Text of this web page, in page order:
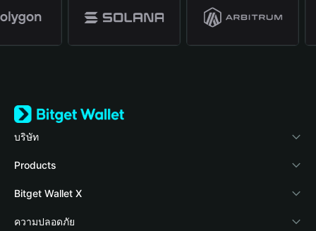
บริษัท
เกี่ยวกับ Bitget Wallet
Blog
Academy
Products
Crypto Card
Stablecoin Earn
Bitget Wallet X
นักพัฒนา
ความปลอดภัย